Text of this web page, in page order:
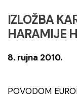
IZLOŽBA
HARAMIJE
8. rujna 2010.
POVODOM